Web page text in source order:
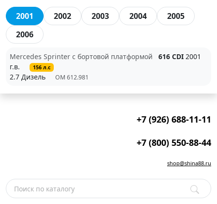
2001 2002 2003 2004
2005
2006
Mercedes Sprinter c бортовой платформой 616 CDI 2001
г.в.
156 л.с
2.7 Дизель OM 612.981
+7 (926) 688-11-11
+7 (800) 550-88-44
shop@shina88.ru